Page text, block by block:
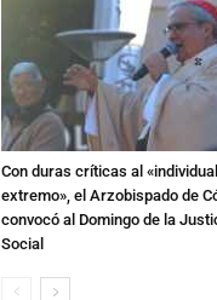
Con duras críticas al
extremo», el Arzobispado de
convocó al Domingo de la
Social